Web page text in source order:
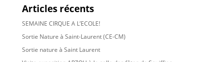
Articles récents
SEMAINE CIRQUE A L’ECOLE!
Sortie Nature à Saint-Laurent (CE-CM)
Sortie nature à Saint Laurent